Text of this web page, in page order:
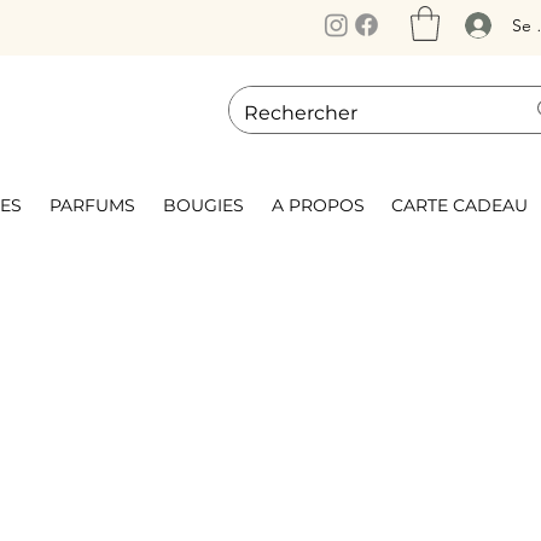
Se
PARFUMS BOUGIES A PROPOS CARTE CADEAU